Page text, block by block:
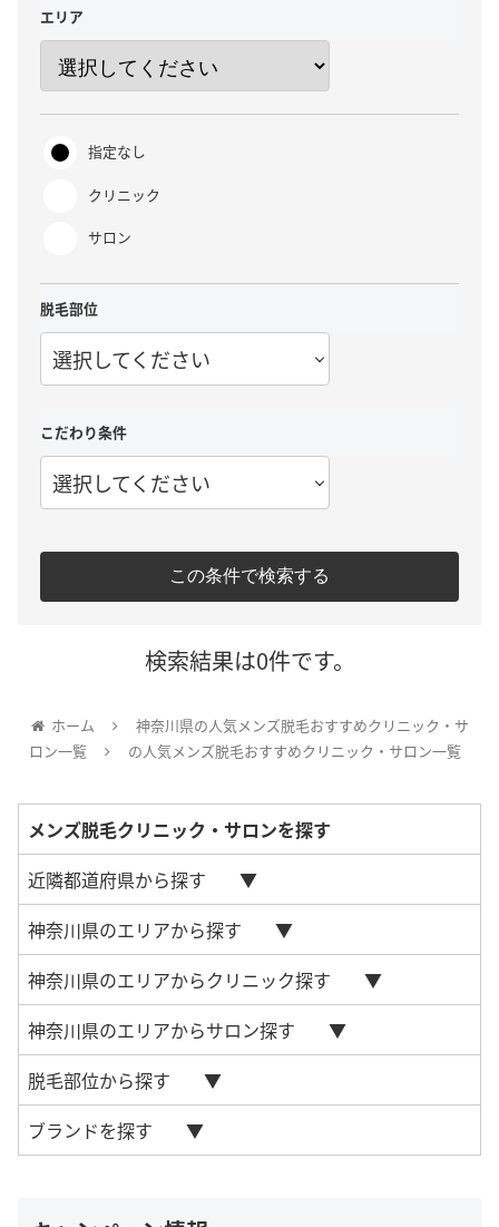
エリア
指定なし
クリニック
サロン
脱毛部位
選択してください
こだわり条件
選択してください
この条件で検索する
検索結果は0件です。
ホーム
神奈川県の人気メンズ脱毛おすすめクリニック・サ
ロン一覧
の人気メンズ脱毛おすすめクリニック・サロン一覧
メンズ脱毛クリニック・サロンを探す
近隣都道府県から探す
神奈川県のエリアから探す
神奈川県のエリアからクリニック探す
神奈川県のエリアからサロン探す
脱毛部位から探す
ブランドを探す